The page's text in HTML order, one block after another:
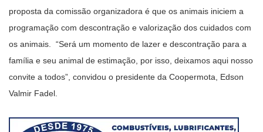
proposta da comissão organizadora é que os animais iniciem a
programação com descontração e valorização dos cuidados com
os animais. “Será um momento de lazer e descontração para a
família e seu animal de estimação, por isso, deixamos aqui nosso
convite a todos”, convidou o presidente da Coopermota, Edson
Valmir Fadel.